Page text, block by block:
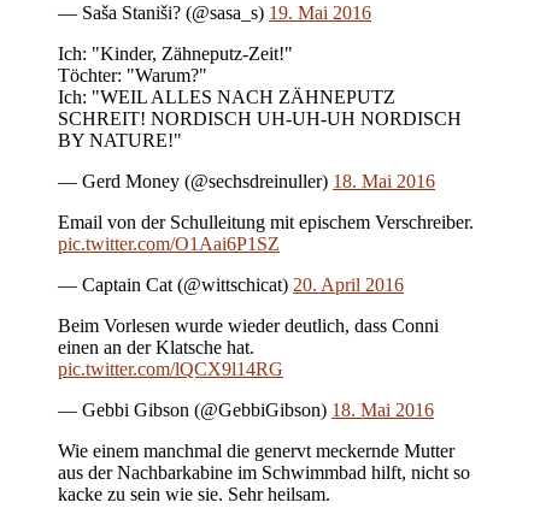
— Saša Staniši? (@sasa_s) 19. Mai 2016
Ich: "Kinder, Zähneputz-Zeit!"
Töchter: "Warum?"
Ich: "WEIL ALLES NACH ZÄHNEPUTZ
SCHREIT! NORDISCH UH-UH-UH NORDISCH
BY NATURE!"
— Gerd Money (@sechsdreinuller) 18. Mai 2016
Email von der Schulleitung mit epischem Verschreiber.
pic.twitter.com/O1Aai6P1SZ
— Captain Cat (@wittschicat) 20. April 2016
Beim Vorlesen wurde wieder deutlich, dass Conni
einen an der Klatsche hat.
pic.twitter.com/lQCX9l14RG
— Gebbi Gibson (@GebbiGibson) 18. Mai 2016
Wie einem manchmal die genervt meckernde Mutter
aus der Nachbarkabine im Schwimmbad hilft, nicht so
kacke zu sein wie sie. Sehr heilsam.